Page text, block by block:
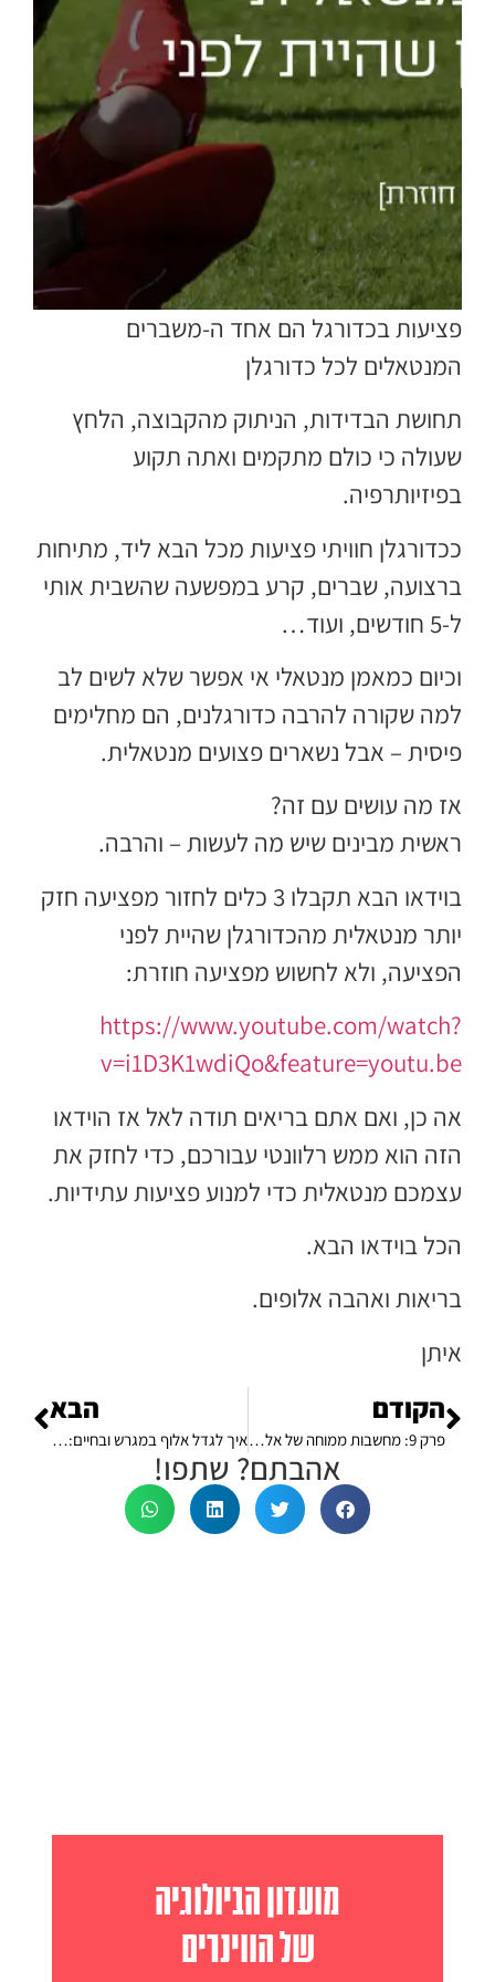
פציעות בכדורגל הם אחד ה-משברים
המנטאלים לכל כדורגלן
תחושת הבדידות, הניתוק מהקבוצה, הלחץ
שעולה כי כולם מתקמים ואתה תקוע
בפיזיותרפיה.
ככדורגלן חוויתי פציעות מכל הבא ליד, מתיחות
ברצועה, שברים, קרע במפשעה שהשבית אותי
ל-5 חודשים, ועוד…
וכיום כמאמן מנטאלי אי אפשר שלא לשים לב
למה שקורה להרבה כדורגלנים, הם מחלימים
פיסית – אבל נשארים פצועים מנטאלית.
אז מה עושים עם זה?
ראשית מבינים שיש מה לעשות – והרבה.
בוידאו הבא תקבלו 3 כלים לחזור מפציעה חזק
יותר מנטאלית מהכדורגלן שהיית לפני
הפציעה, ולא לחשוש מפציעה חוזרת:
https://www.youtube.com/watch?
v=i1D3K1wdiQo&feature=youtu.be
אה כן, ואם אתם בריאים תודה לאל אז הוידאו
הזה הוא ממש רלוונטי עבורכם, כדי לחזק את
עצמכם מנטאלית כדי למנוע פציעות עתידיות.
הכל בוידאו הבא.
בריאות ואהבה אלופים.
איתן
הקודם
פרק 9: מחשבות ממוחה של אלופה: עם אלופת העולם באגרוף, הגר פיינר – פרק ב
הבא
איך לגדל אלוף במגרש ובחיים: מדריך מתנה להורים של כדורגלנים
אהבתם? שתפו!
מועדון הביולוגיה
של הווינרים